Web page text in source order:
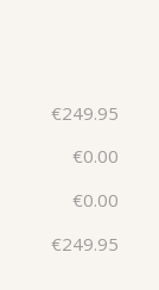
€249.95
€0.00
€0.00
€249.95